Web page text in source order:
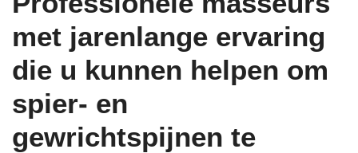
met jarenlange ervaring
die u kunnen helpen om
spier- en
gewrichtspijnen te